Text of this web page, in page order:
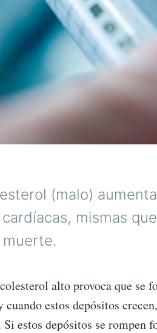
(malo)
mismas
alto provoca que se
cuando estos depósitos
estos depósitos se rompen